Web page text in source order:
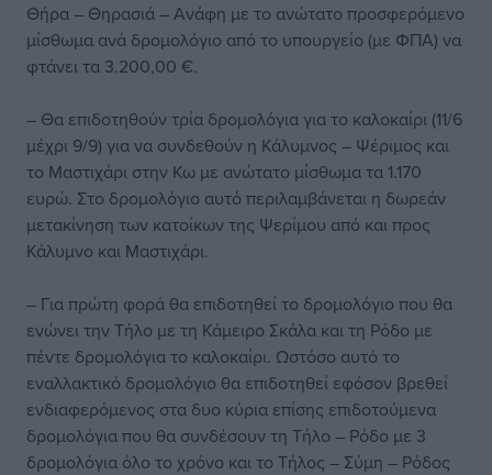
Θήρα – Θηρασιά – Ανάφη με το ανώτατο προσφερόμενο
μίσθωμα ανά δρομολόγιο από το υπουργείο (με ΦΠΑ) να
φτάνει τα 3.200,00 €.
– Θα επιδοτηθούν τρία δρομολόγια για το καλοκαίρι (11/6
μέχρι 9/9) για να συνδεθούν η Κάλυμνος – Ψέριμος και
το Μαστιχάρι στην Κω με ανώτατο μίσθωμα τα 1.170
ευρώ. Στο δρομολόγιο αυτό περιλαμβάνεται η δωρεάν
μετακίνηση των κατοίκων της Ψερίμου από και προς
Κάλυμνο και Μαστιχάρι.
– Για πρώτη φορά θα επιδοτηθεί το δρομολόγιο που θα
ενώνει την Τήλο με τη Κάμειρο Σκάλα και τη Ρόδο με
πέντε δρομολόγια το καλοκαίρι. Ωστόσο αυτό το
εναλλακτικό δρομολόγιο θα επιδοτηθεί εφόσον βρεθεί
ενδιαφερόμενος στα δυο κύρια επίσης επιδοτούμενα
δρομολόγια που θα συνδέσουν τη Τήλο – Ρόδο με 3
δρομολόγια όλο το χρόνο και το Τήλος – Σύμη – Ρόδος